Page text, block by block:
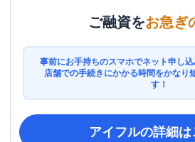
ご融資をお急ぎ
事前にお手持ちのスマホでネット申し込
店舗での手続きにかかる時間をかなり
す！
アイフルの詳細は